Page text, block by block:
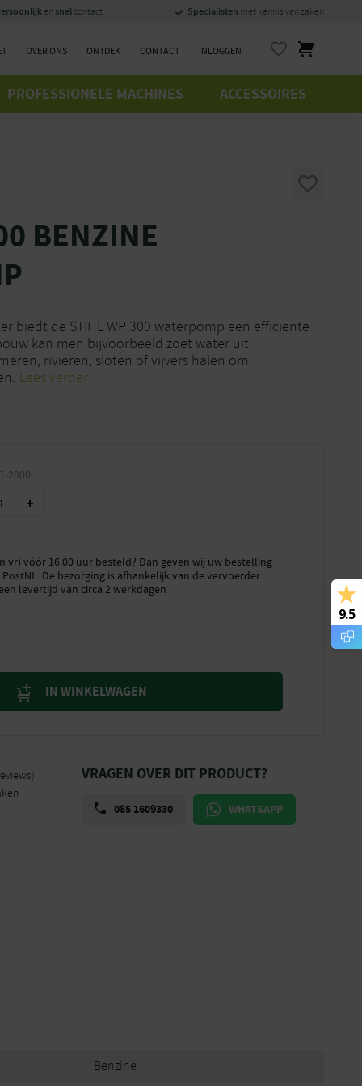
en snel contact Specialisten met kennis van zaken
OVER ONS ONTDEK CONTACT INLOGGEN
PROFESSIONELE MACHINES ACCESSOIRES
BENZINE
biedt de STIHL WP 300 waterpomp een efficiënte
kan men bijvoorbeeld zoet water uit
rivieren, sloten of vijvers halen om
Lees verder
2000
vr) vóór 16.00 uur besteld? Dan geven wij uw bestelling
De bezorging is afhankelijk van de vervoerder.
levertijd van circa 2 werkdagen
IN WINKELWAGEN
VRAGEN OVER DIT PRODUCT?
085 1609330 WHATSAPP
Benzine
9.5